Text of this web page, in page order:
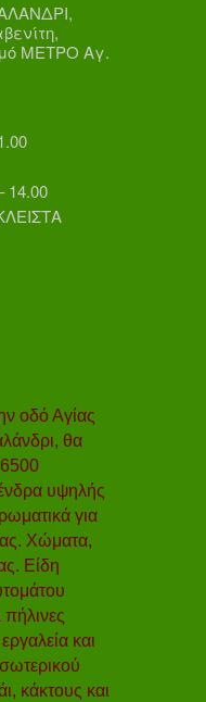
ΜΕΤΡΟ Αγ.
14.00
οδό Αγίας
θα
υψηλής
για
Χώματα,
Είδη
και
κάκτους και